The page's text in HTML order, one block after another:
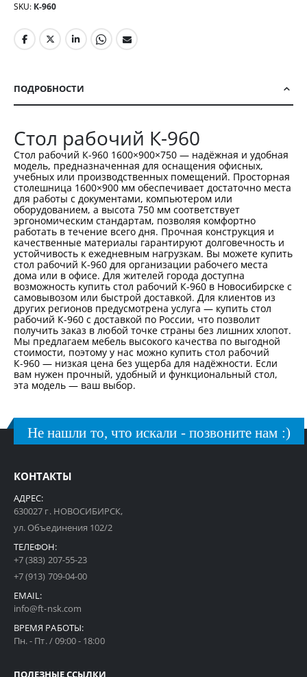
SKU К-960
ПОДРОБНОСТИ
Стол рабочий К-960
Стол рабочий К-960 1600×900×750 — надёжная и удобная
модель, предназначенная для оснащения офисных,
учебных или производственных помещений. Просторная
столешница 1600×900 мм обеспечивает достаточно места
для работы с документами, компьютером или
оборудованием, а высота 750 мм соответствует
эргономическим стандартам, позволяя комфортно
работать в течение всего дня. Прочная конструкция и
качественные материалы гарантируют долговечность и
устойчивость к ежедневным нагрузкам. Вы можете купить
стол рабочий К-960 для организации рабочего места
дома или в офисе. Для жителей города доступна
возможность купить стол рабочий К-960 в Новосибирске с
самовывозом или быстрой доставкой. Для клиентов из
других регионов предусмотрена услуга — купить стол
рабочий К-960 с доставкой по России, что позволит
получить заказ в любой точке страны без лишних хлопот.
Мы предлагаем мебель высокого качества по выгодной
стоимости, поэтому у нас можно купить стол рабочий
К-960 — низкая цена без ущерба для надёжности. Если
вам нужен прочный, удобный и функциональный стол,
эта модель — ваш выбор.
Не нашли то, что искали - позвоните нам :)
КОНТАКТЫ
АДРЕС:
630027 г. НОВОСИБИРСК,
ул. Объединения 102/2
ТЕЛЕФОН:
+7 (383) 207-55-23
+7 (913) 709-04-00
EMAIL:
info@ft-nsk.com
ВРЕМЯ РАБОТЫ:
Пн. - Пт. / 09:00 - 18:00
ПОЛЕЗНЫЕ ССЫЛКИ